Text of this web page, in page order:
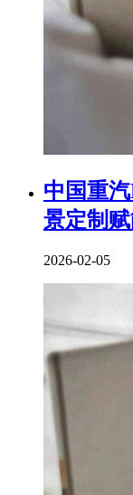
中国重
景定制
2026-02-05